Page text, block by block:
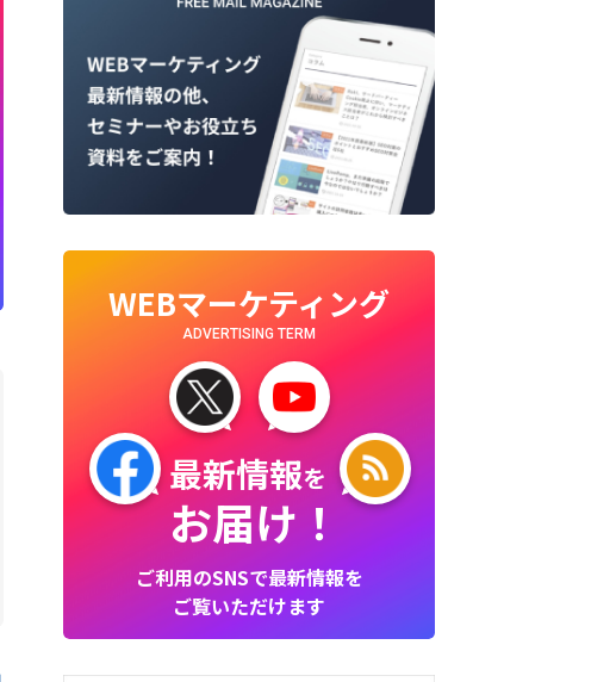
WEBマーケティング
ADVERTISING TERM
最新情報を
お届け！
ご利用のSNSで最新情報を
ご覧いただけます